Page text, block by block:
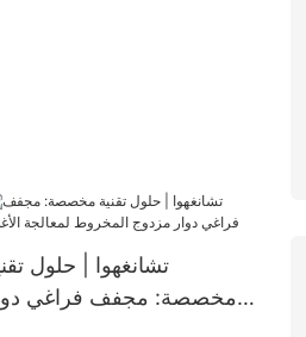
تشانغهوا | حلول
مخصصة: مجفف فراغي